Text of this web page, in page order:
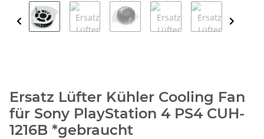
Ersatz Lüfter Kühler Cooling Fan
für Sony PlayStation 4 PS4 CUH-
1216B *gebraucht